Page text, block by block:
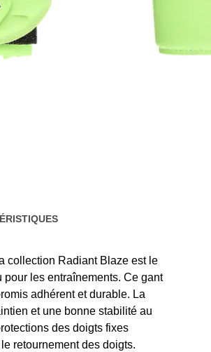
collection Radiant Blaze est le
les entraînements. Ce gant
adhérent et durable. La
et une bonne stabilité au
des doigts fixes
retournement des doigts.